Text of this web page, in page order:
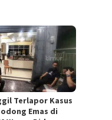
Terlapor Kasus
Emas di